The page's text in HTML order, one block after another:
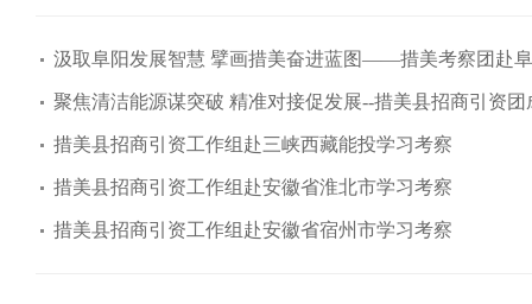
汲取阜阳发展智慧 擘画措美奋进蓝图——措美考察团赴
聚焦清洁能源谋突破 精准对接促发展--措美县招商引资团
措美县招商引资工作组赴三峡西藏能投学习考察
措美县招商引资工作组赴安徽省淮北市学习考察
措美县招商引资工作组赴安徽省宿州市学习考察